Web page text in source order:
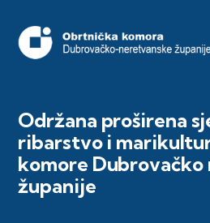
Održana proširena
ribarstvo i
komore
županije